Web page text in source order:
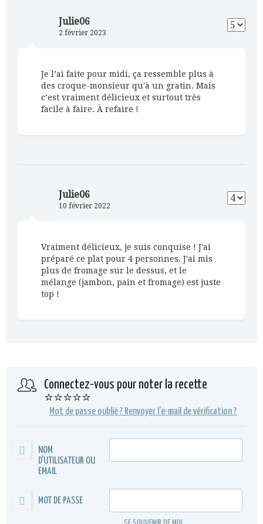
Julie06
2 février 2023
Je l’ai faite pour midi, ça ressemble plus à
des croque-monsieur qu'à un gratin. Mais
c’est vraiment délicieux et surtout très
facile à faire. À refaire !
Julie06
10 février 2022
Vraiment délicieux, je suis conquise ! J'ai
préparé ce plat pour 4 personnes. J'ai mis
plus de fromage sur le dessus, et le
mélange (jambon, pain et fromage) est juste
top !
Connectez-vous pour noter la recette
⭐⭐⭐⭐⭐
Mot de passe oublié ? Renvoyer l'e-mail de vérification ?
NOM
D'UTILISATEUR OU
EMAIL
MOT DE PASSE